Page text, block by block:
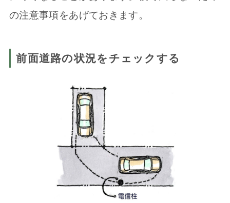
の注意事項をあげておきます。
前面道路の状況をチェックする